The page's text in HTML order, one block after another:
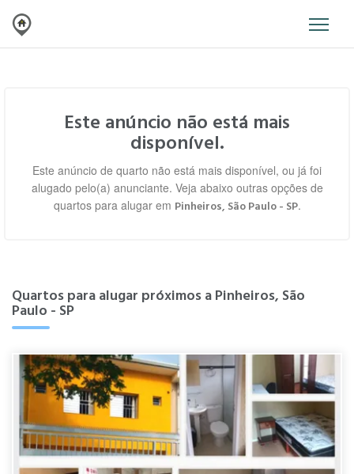
Este anúncio não está mais
disponível.
Este anúncio de quarto não está mais disponível, ou já foi
alugado pelo(a) anunciante. Veja abaixo outras opções de
quartos para alugar em Pinheiros, São Paulo - SP.
Quartos para alugar próximos a Pinheiros, São
Paulo - SP